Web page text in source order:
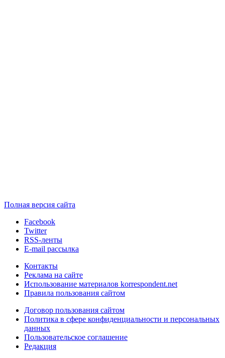
Полная версия сайта
Facebook
Twitter
RSS-ленты
E-mail рассылка
Контакты
Реклама на сайте
Использование материалов korrespondent.net
Правила пользования сайтом
Договор пользования сайтом
Политика в сфере конфиденциальности и персональных
данных
Пользовательское соглашение
Редакция